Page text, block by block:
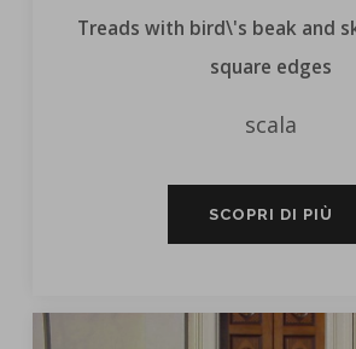
Treads with bird\'s beak and
square edges
scala
SCOPRI DI PIÙ